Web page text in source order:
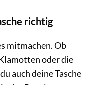
richtig
mitmachen. Ob
oder die
auch deine Tasche